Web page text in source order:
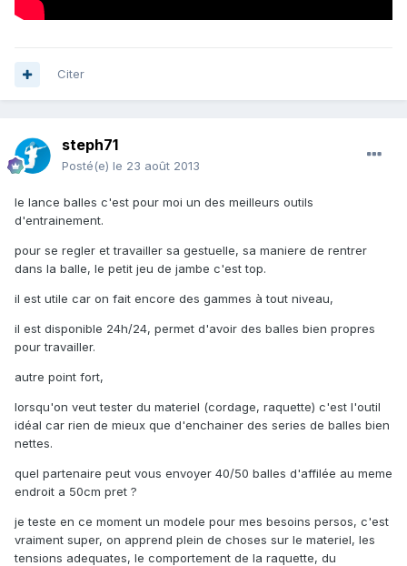
Citer
steph71
Posté(e) le 23 août 2013
le lance balles c'est pour moi un des meilleurs outils
d'entrainement.
pour se regler et travailler sa gestuelle, sa maniere de rentrer
dans la balle, le petit jeu de jambe c'est top.
il est utile car on fait encore des gammes à tout niveau,
il est disponible 24h/24, permet d'avoir des balles bien propres
pour travailler.
autre point fort,
lorsqu'on veut tester du materiel (cordage, raquette) c'est l'outil
idéal car rien de mieux que d'enchainer des series de balles bien
nettes.
quel partenaire peut vous envoyer 40/50 balles d'affilée au meme
endroit a 50cm pret ?
je teste en ce moment un modele pour mes besoins persos, c'est
vraiment super, on apprend plein de choses sur le materiel, les
tensions adequates, le comportement de la raquette, du